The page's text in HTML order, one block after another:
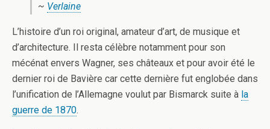
~ Verlaine
L’histoire d’un roi original, amateur d’art, de musique et
d’architecture. Il resta célèbre notamment pour son
mécénat envers Wagner, ses châteaux et pour avoir été le
dernier roi de Bavière car cette dernière fut englobée dans
l’unification de l’Allemagne voulut par Bismarck suite à la
guerre de 1870.